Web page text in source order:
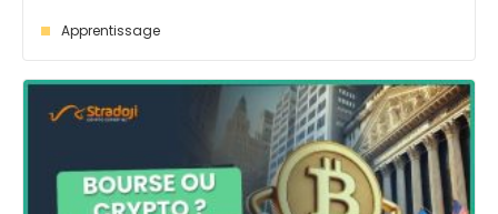
Apprentissage